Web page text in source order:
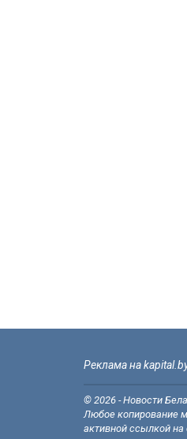
Реклама на
© 2026 - Новости
Любое копирование
активной ссылкой на